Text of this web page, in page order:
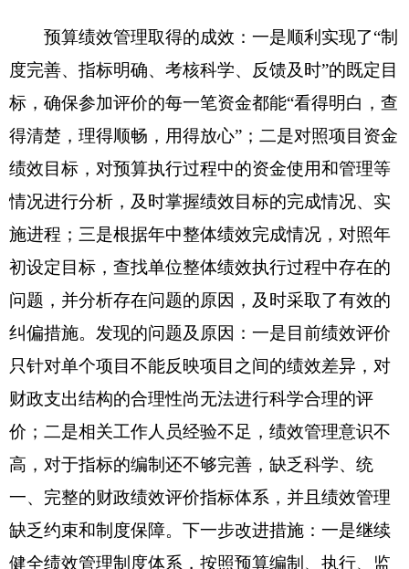
项目支出：指在基本支出之外为完成特定行政
任务和事业发展目标所发生的支出。
经营支出：指事业单位在专业业务活动及其辅
助活动之外开展非独立核算经营活动发生的支出。
对附属单位补助支出：指事业单位发生的用非
财政预算资金对附属单位的补助支出。
“三公”经费：指用一般公共预算财政拨款安排
的因公出国（境）费、公务用车购置及运行费和公
务接待费。其中，因公出国（境）费反映单位公务
出国（境）的国际旅费、国外城市间交通费、住宿
置费反映公务用车购置支出（含车辆购置税、牌照
费）；公务用车运行维护费反映单位按规定保留的
公务用车燃料费、维修费、过路过桥费、保险费、
安全奖励费用等支出；公务接待费反映单位按规定
开支的各类公务接待（含外宾接待）费用。
机关运行经费：为保障行政单位（含参照公务
员法管理的事业单位）运行用于购买货物和服务的